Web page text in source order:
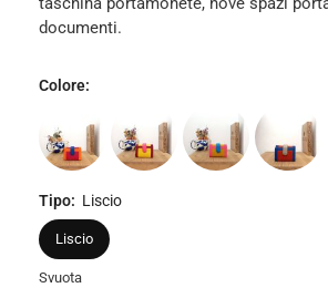
documenti.
Colore:
Tipo: Liscio
Liscio
Svuota